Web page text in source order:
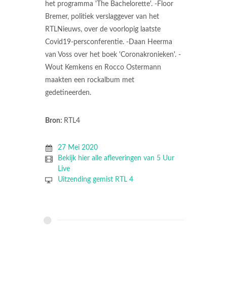
het programma 'The Bachelorette'. -Floor
Bremer, politiek verslaggever van het
RTLNieuws, over de voorlopig laatste
Covid19-persconferentie. -Daan Heerma
van Voss over het boek 'Coronakronieken'. -
Wout Kemkens en Rocco Ostermann
maakten een rockalbum met
gedetineerden.
Bron: RTL4
27 Mei 2020
Bekijk hier alle afleveringen van 5 Uur
Live
Uitzending gemist RTL 4